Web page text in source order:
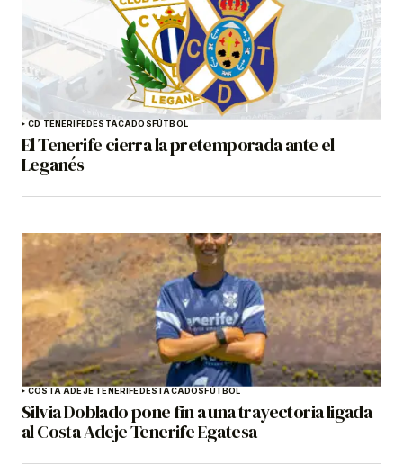
CD TENERIFEDESTACADOSFÚTBOL
El Tenerife cierra la pretemporada ante el
Leganés
COSTA ADEJE TENERIFEDESTACADOSFÚTBOL
Silvia Doblado pone fin a una trayectoria ligada
al Costa Adeje Tenerife Egatesa